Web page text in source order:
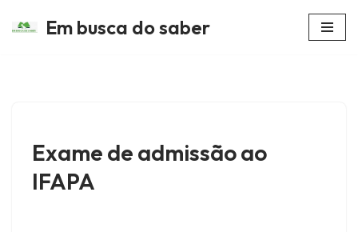
Em busca do saber
Exame de admissão ao
IFAPA